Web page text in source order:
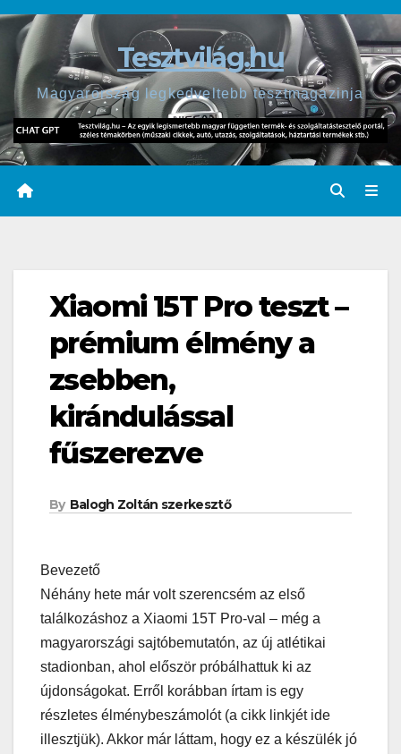
Skip
content
Tesztvilág.hu
Magyarország legkedveltebb tesztmagazinja
Xiaomi 15T Pro teszt –
prémium élmény a
zsebben,
kirándulással
fűszerezve
By Balogh Zoltán szerkesztő
Bevezető
Néhány hete már volt szerencsém az első
találkozáshoz a Xiaomi 15T Pro-val – még a
magyarországi sajtóbemutatón, az új atlétikai
stadionban, ahol először próbálhattuk ki az
újdonságokat. Erről korábban írtam is egy
részletes élménybeszámolót (a cikk linkjét ide
illesztjük). Akkor már láttam, hogy ez a készülék jó